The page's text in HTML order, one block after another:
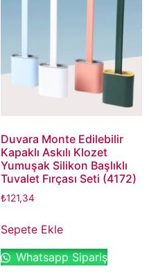
Duvara Monte Edilebilir
Kapaklı Askılı Klozet
Yumuşak Silikon Başlıklı
Tuvalet Fırçası Seti (4172)
₺121,34
Sepete Ekle
Whatsapp Sipariş